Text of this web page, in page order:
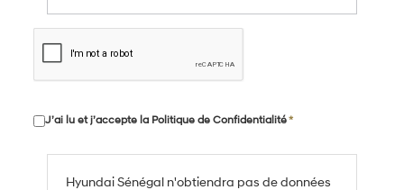
J’ai lu et j’accepte la Politique de Confidentialité*
Hyundai Sénégal n'obtiendra pas de données